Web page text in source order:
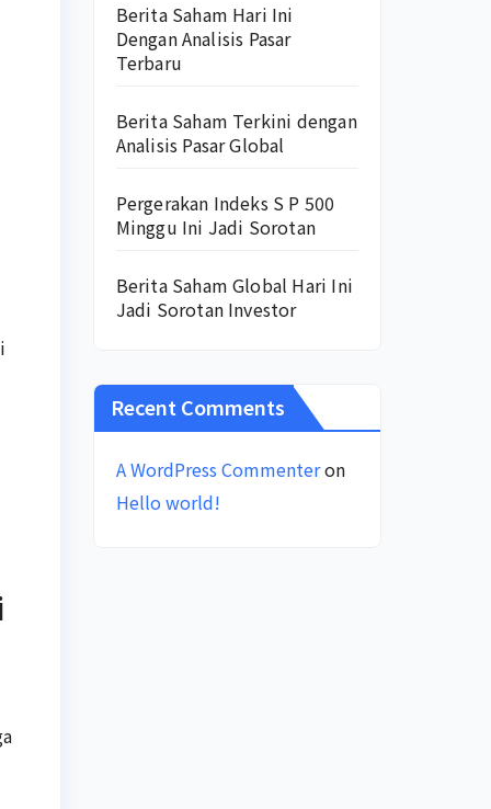
Berita Saham Hari Ini
Dengan Analisis Pasar
Terbaru
Berita Saham Terkini dengan
Analisis Pasar Global
Pergerakan Indeks S P 500
Minggu Ini Jadi Sorotan
Berita Saham Global Hari Ini
Jadi Sorotan Investor
Recent Comments
A WordPress Commenteron
Hello world!